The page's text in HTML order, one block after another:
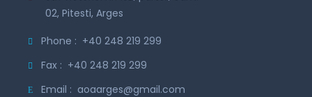
02, Pitesti, Arges
Phone : +40 248 219 299
Fax : +40 248 219 299
Email : aoaarges@gmail.com